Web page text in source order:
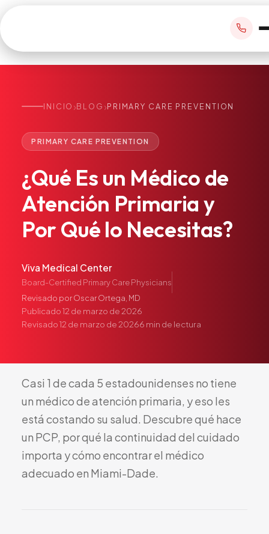
Atención Primaria
Atención el Mismo Día
Medicina Interna
Psiquiatría
Pediatría
Salud del Adolescente
Salud de la Mujer
Pérdida de Peso
Terapia con Péptidos
Inyecciones Articulares
RESERVAR CITA
+1 305 209 0001
office@vivamedicalcenter.com
Lun–Vie 8:30AM–4:30PM · Sáb con cita
INICIO ›BLOG ›PRIMARY CARE PREVENTION
PRIMARY CARE PREVENTION
¿Qué Es un Médico de
Atención Primaria y
PorQué lo Necesitas?
Viva Medical Center
Board-Certified Primary Care Physicians
Revisado porOscar Ortega, MD
Publicado12 de marzo de 2026
Revisado12 de marzo de 20266 min de lectura
Casi 1 decada 5 estadounidenses no tiene
un médicodeatención primaria, yeso les
está costando su salud. Descubrequé hace
un PCP, porqué la continuidad del cuidado
importa ycómo encontrarel médico
adecuado en Miami-Dade.